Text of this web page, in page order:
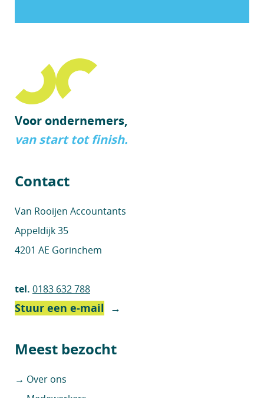
Voor ondernemers,
van start tot finish.
Contact
Van Rooijen Accountants
Appeldijk 35
4201 AE Gorinchem
tel. 0183 632 788
Stuur een e-mail →
Meest bezocht
→ Over ons